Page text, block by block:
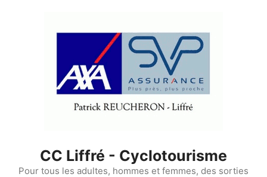
CC Liffré - Cyclotourisme
Pour tous les adultes, hommes et femmes, des sorties